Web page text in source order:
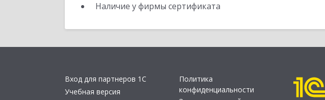
Наличие у фирмы сертификата
Вход для партнеров 1С
Учебная версия
Политика
конфиденциальности